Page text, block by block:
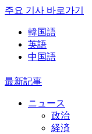
주요 기사 바로가기
韓国語
英語
中国語
最新記事
ニュース
政治
経済